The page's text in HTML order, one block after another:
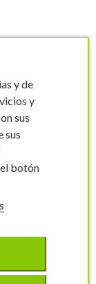
y de
y
sus
sus
botón